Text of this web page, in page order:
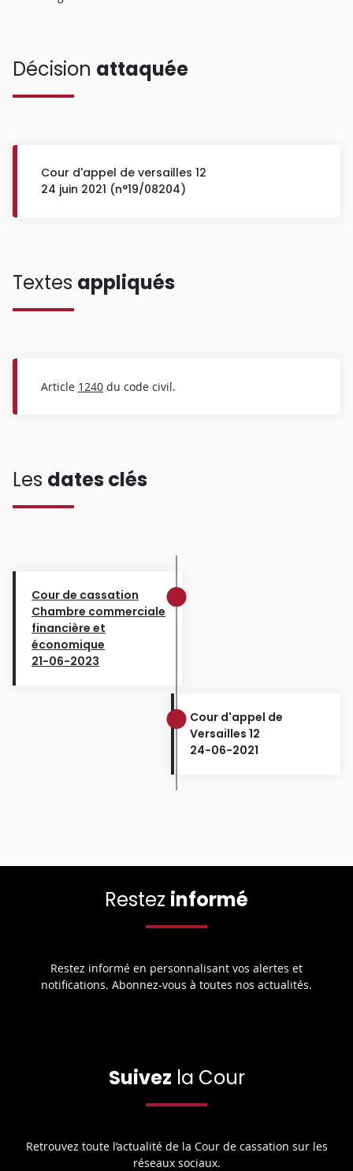
Décision attaquée
Cour d'appel de versailles 12
24 juin 2021 (n°19/08204)
Textes appliqués
Article 1240 du code civil.
Les dates clés
Cour de cassation
Chambre commerciale
financière et
économique
21-06-2023
Cour d'appel de
Versailles 12
24-06-2021
Restez informé
Restez informé en personnalisant vos alertes et
notifications. Abonnez-vous à toutes nos actualités.
Suivez la Cour
Retrouvez toute l’actualité de la Cour de cassation sur les
réseaux sociaux.